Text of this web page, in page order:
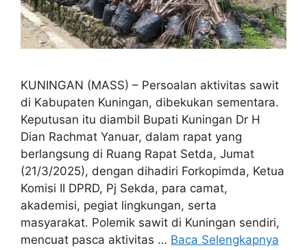
KUNINGAN (MASS) – Persoalan aktivitas sawit
di Kabupaten Kuningan, dibekukan sementara.
Keputusan itu diambil Bupati Kuningan Dr H
Dian Rachmat Yanuar, dalam rapat yang
berlangsung di Ruang Rapat Setda, Jumat
(21/3/2025), dengan dihadiri Forkopimda, Ketua
Komisi II DPRD, Pj Sekda, para camat,
akademisi, pegiat lingkungan, serta
masyarakat. Polemik sawit di Kuningan sendiri,
mencuat pasca aktivitas … Baca Selengkapnya